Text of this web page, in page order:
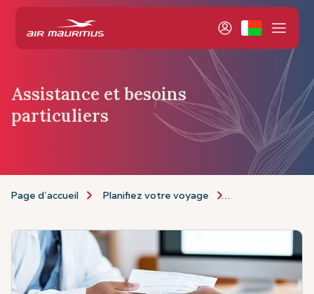
Assistance et besoins
particuliers
Page d’accueil Planifiez votre voyage